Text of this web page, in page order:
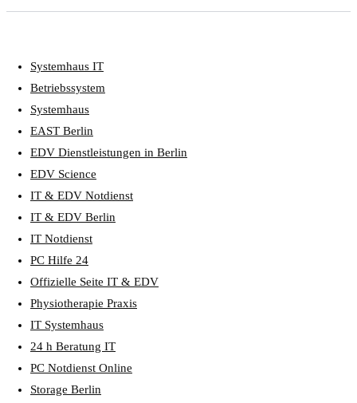
Systemhaus IT
Betriebssystem
Systemhaus
EAST Berlin
EDV Dienstleistungen in Berlin
EDV Science
IT & EDV Notdienst
IT & EDV Berlin
IT Notdienst
PC Hilfe 24
Offizielle Seite IT & EDV
Physiotherapie Praxis
IT Systemhaus
24 h Beratung IT
PC Notdienst Online
Storage Berlin